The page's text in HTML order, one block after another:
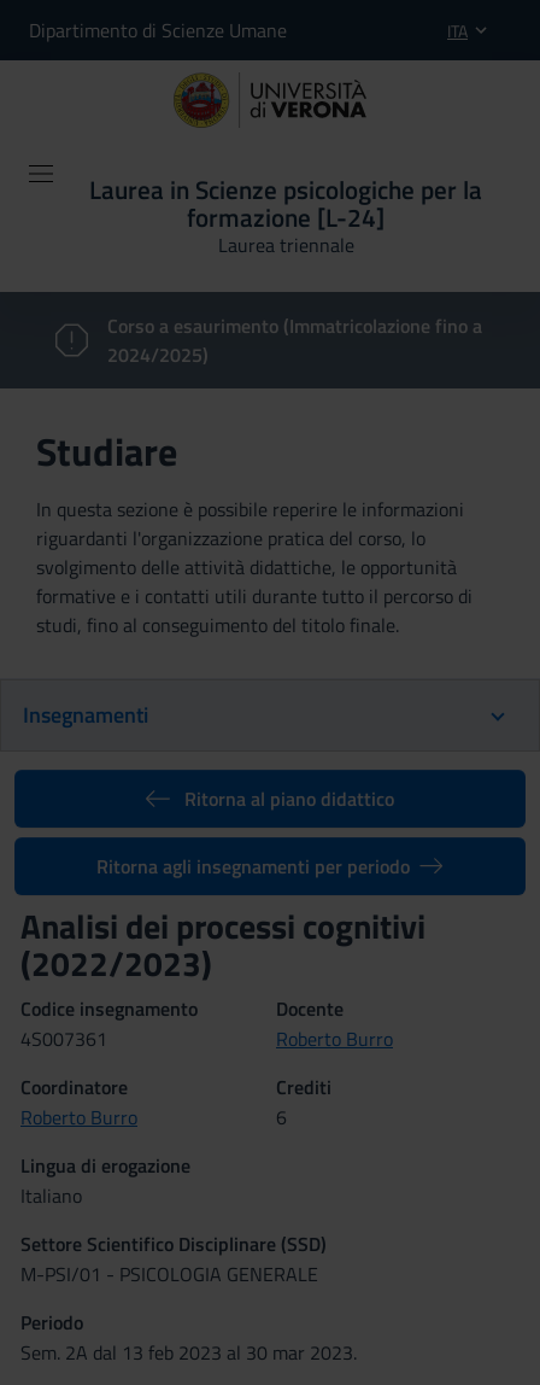
Dipartimento di Scienze Umane ITA
Laurea in Scienze psicologiche per la
formazione [L-24]
Laurea triennale
Corso a esaurimento (Immatricolazione fino a
2024/2025)
Studiare
In questa sezione è possibile reperire le informazioni
riguardanti l'organizzazione pratica del corso, lo
svolgimento delle attività didattiche, le opportunità
formative e i contatti utili durante tutto il percorso di
studi, fino al conseguimento del titolo finale.
Insegnamenti
Ritorna al piano didattico
Ritorna agli insegnamenti per periodo
Analisi dei processi cognitivi
(2022/2023)
Codice insegnamento
4S007361
Docente
Roberto Burro
Coordinatore
Roberto Burro
Crediti
6
Lingua di erogazione
Italiano
Settore Scientifico Disciplinare (SSD)
M-PSI/01 - PSICOLOGIA GENERALE
Periodo
Sem. 2A dal 13 feb 2023 al 30 mar 2023.